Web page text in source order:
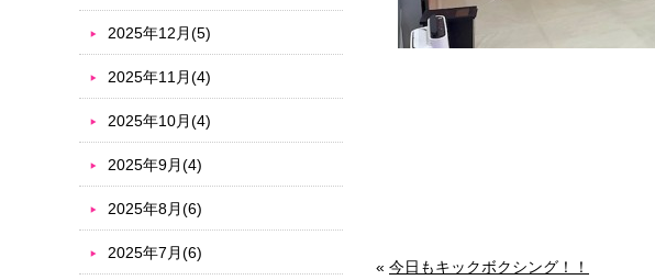
« 今日もキックボクシング！！
2025年12月(5)
2025年11月(4)
2025年10月(4)
2025年9月(4)
2025年8月(6)
2025年7月(6)